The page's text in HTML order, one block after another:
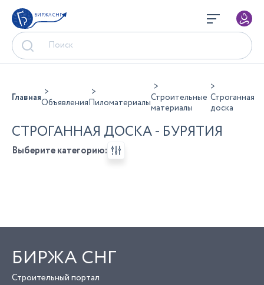
БИРЖА СНГ
ГлавнаяОбъявленияПиломатериалыСтроительные
материалы
Строганная
доска
СТРОГАННАЯ ДОСКА - БУРЯТИЯ
Выберите категорию:
БИРЖА СНГ
Строительный портал